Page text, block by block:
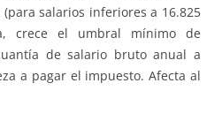
(para salarios inferiores a 16.825
crece el umbral mínimo de
de salario bruto anual a
a pagar el impuesto. Afecta al